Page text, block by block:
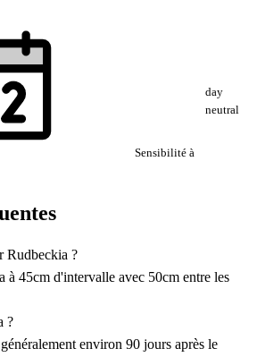
Sensibilité à
day
neutral
Rudbeckia ?
à 45cm d'intervalle avec 50cm entre les
?
environ 90 jours après le